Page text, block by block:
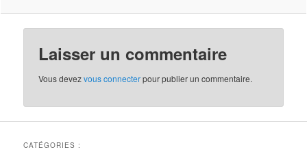
Laisser un commentaire
Vous devezvous connecterpour publier un commentaire.
CATÉGORIES :